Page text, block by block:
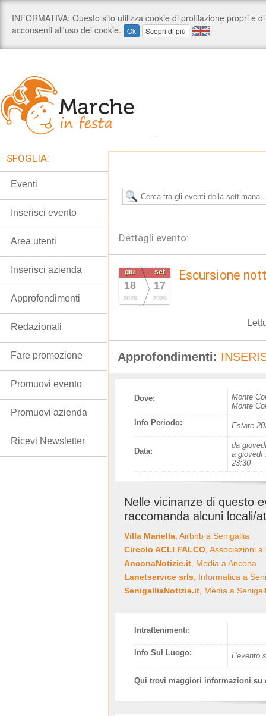
Dettagli evento:
giu
18
2026
set
17
2026
Escursione
Approfondimenti:
Dove:
Monte
Monte
Info Periodo:
Estate
Data:
da
a giovedì
23:30
Nelle vicinanze di questo
raccomanda alcuni locali/
Villa Mariella , Airbnb a Senigallia
Circolo ACLI FALCO , Associazioni
AnconaNotizie.it , Media a Ancona
Lanetservice srls , Informatica a
SenigalliaNotizie.it , Media a
Intrattenimenti:
Info Sul Luogo: L'evento
Qui trovi maggiori informazioni su
SFOGLIA:
Eventi
Inserisci evento
Area utenti
Inserisci azienda
Approfondimenti
Redazionali
Fare promozione
Promuovi evento
Promuovi azienda
Ricevi Newsletter